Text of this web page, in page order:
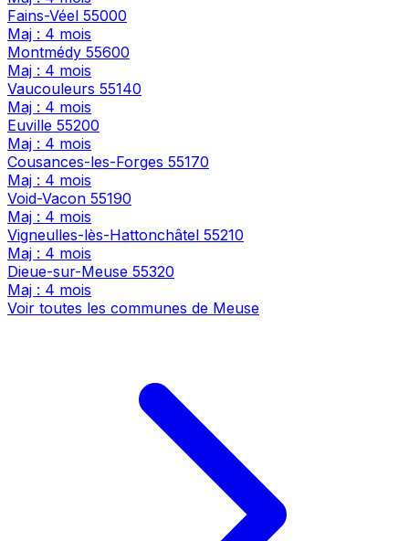
Fains-Véel 55000
Maj : 4 mois
Montmédy 55600
Maj : 4 mois
Vaucouleurs 55140
Maj : 4 mois
Euville 55200
Maj : 4 mois
Cousances-les-Forges 55170
Maj : 4 mois
Void-Vacon 55190
Maj : 4 mois
Vigneulles-lès-Hattonchâtel 55210
Maj : 4 mois
Dieue-sur-Meuse 55320
Maj : 4 mois
Voir toutes les communes de Meuse